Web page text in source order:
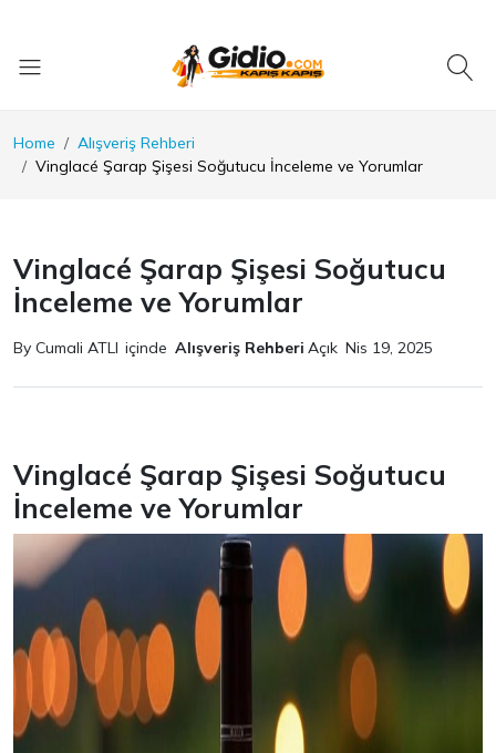
Home
Alışveriş Rehberi
Vinglacé Şarap Şişesi Soğutucu İnceleme ve Yorumlar
Vinglacé Şarap Şişesi Soğutucu
İnceleme ve Yorumlar
By Cumali ATLI içinde Alışveriş Rehberi Açık Nis 19, 2025
Vinglacé Şarap Şişesi Soğutucu
İnceleme ve Yorumlar